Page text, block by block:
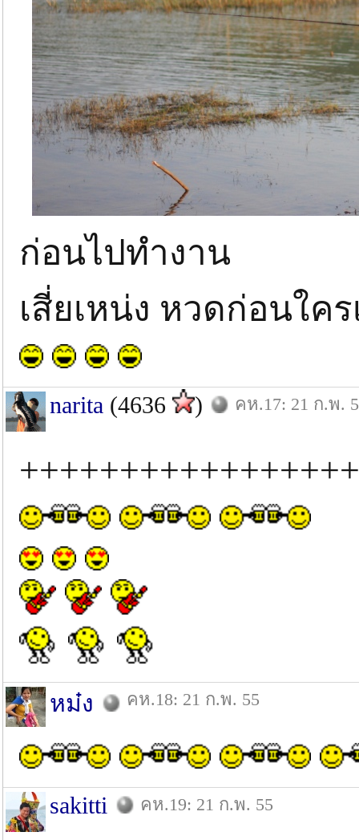
ก่อนไปทำงาน
เสี่ยเหน่ง หวดก่อนใคร
narita (4636 ) คห.17: 21 ก.พ.
หม๋ง คห.18: 21 ก.พ. 55
sakitti คห.19: 21 ก.พ. 55